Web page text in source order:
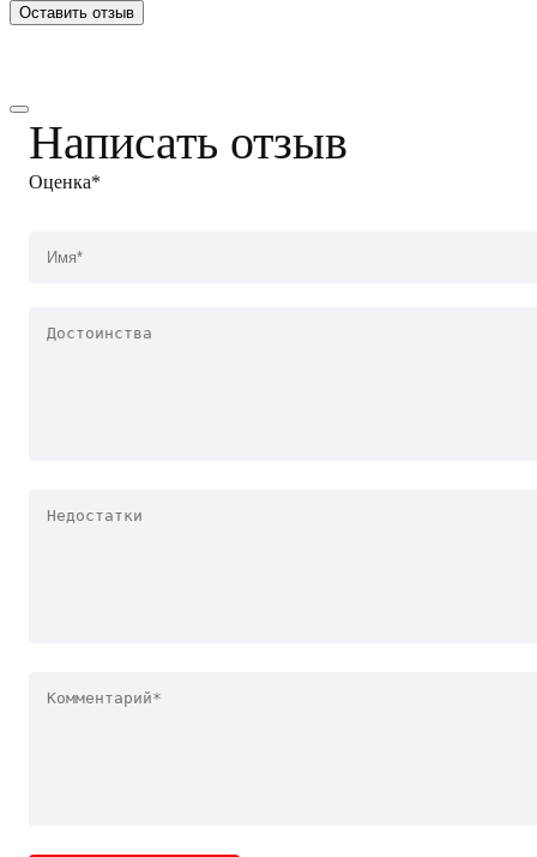
Оставить отзыв
Написать отзыв
Оценка*